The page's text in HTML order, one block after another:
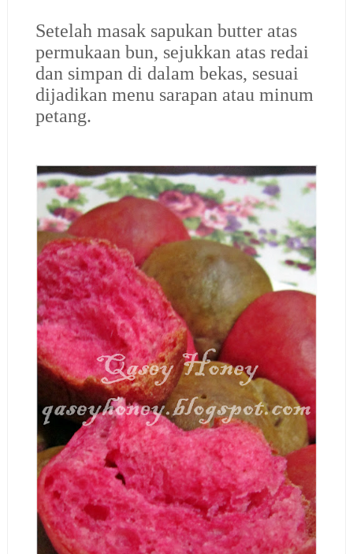
Setelah masak sapukan butter atas
permukaan bun, sejukkan atas redai
dan simpan di dalam bekas, sesuai
dijadikan menu sarapan atau minum
petang.